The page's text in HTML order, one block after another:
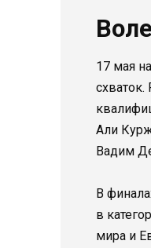
17 мая
Али
Вадим
В
в
мира и